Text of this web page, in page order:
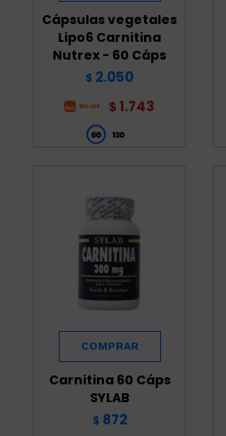
Cápsulas vegetales
Lipo6 Carnitina
Nutrex - 60 Cáps
$ 2.050
$ 1.743
Carnitina 60 Cáps
SYLAB
$ 872